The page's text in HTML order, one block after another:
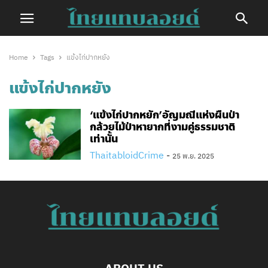
Home Tags แข้งไก่ปากหยัง
แข้งไก่ปากหยัง
‘แข้งไก่ปากหยัก’อัญมณีแห่งผืนป่า
กล้วยไม้ป่าหายากที่งามคู่ธรรมชาติ
เท่านั้น
ThaitabloidCrime - 25 พ.ย. 2025